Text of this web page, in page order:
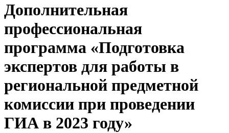
Дополнительная
профессиональная
программа «Подготовка
экспертов для работы в
региональной предметной
комиссии при проведении
ГИА в 2023 году»